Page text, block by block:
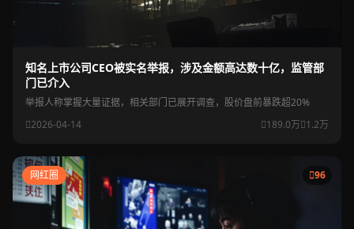
知名上市公司CEO被实名举报，涉及金额高达数十亿，监管部
门已介入
举报人称掌握大量证据，相关部门已展开调查，股价盘前暴跌超20%
2026-04-14
189.0万 1.2万
网红圈 96